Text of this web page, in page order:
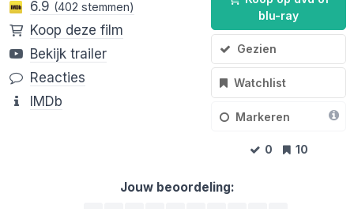
blu-ray
Gezien
Watchlist
Markeren
0 10
6.9 (402 stemmen)
Koop deze film
Bekijk trailer
Reacties
IMDb
Jouw beoordeling: